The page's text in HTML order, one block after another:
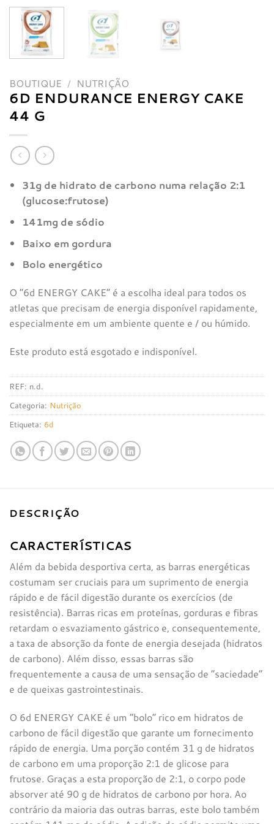
BOUTIQUE / NUTRIÇÃO
6D ENDURANCE ENERGY CAKE
44 G
31g de hidrato de carbono numa relação 2:1
(glucose:frutose)
141mg de sódio
Baixo em gordura
Bolo energético
O “6d ENERGY CAKE” é a escolha ideal para todos os
atletas que precisam de energia disponível rapidamente,
especialmente em um ambiente quente e / ou húmido.
Este produto está esgotado e indisponível.
REF: n.d.
Categoria: Nutrição
Etiqueta: 6d
DESCRIÇÃO
CARACTERÍSTICAS
Além da bebida desportiva certa, as barras energéticas
costumam ser cruciais para um suprimento de energia
rápido e de fácil digestão durante os exercícios (de
resistência). Barras ricas em proteínas, gorduras e fibras
retardam o esvaziamento gástrico e, consequentemente,
a taxa de absorção da fonte de energia desejada (hidratos
de carbono). Além disso, essas barras são
frequentemente a causa de uma sensação de “saciedade”
e de queixas gastrointestinais.
O 6d ENERGY CAKE é um “bolo” rico em hidratos de
carbono de fácil digestão que garante um fornecimento
rápido de energia. Uma porção contém 31 g de hidratos
de carbono em uma proporção 2:1 de glicose para
frutose. Graças a esta proporção de 2:1, o corpo pode
absorver até 90 g de hidratos de carbono por hora. Ao
contrário da maioria das outras barras, este bolo também